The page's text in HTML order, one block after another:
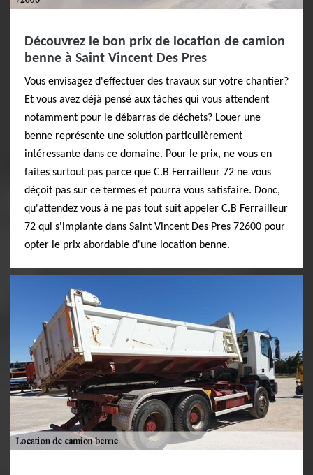
Découvrez le bon prix de location de camion
benne à Saint Vincent Des Pres
Vous envisagez d'effectuer des travaux sur votre chantier?
Et vous avez déjà pensé aux tâches qui vous attendent
notamment pour le débarras de déchets? Louer une
benne représente une solution particulièrement
intéressante dans ce domaine. Pour le prix, ne vous en
faites surtout pas parce que C.B Ferrailleur 72 ne vous
déçoit pas sur ce termes et pourra vous satisfaire. Donc,
qu'attendez vous à ne pas tout suit appeler C.B Ferrailleur
72 qui s'implante dans Saint Vincent Des Pres 72600 pour
opter le prix abordable d'une location benne.